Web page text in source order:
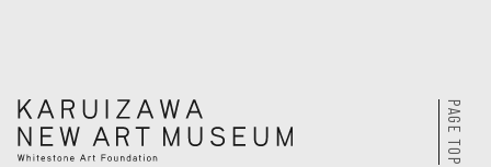
PAGE TOP